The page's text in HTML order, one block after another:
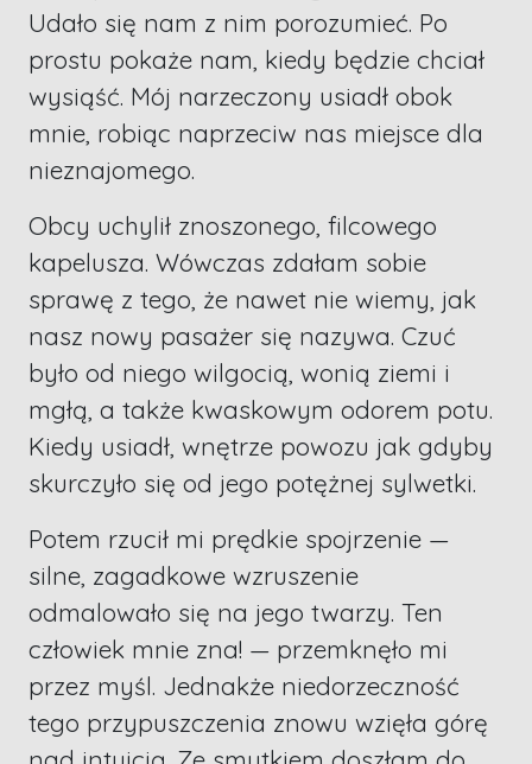
Udało się nam z nim porozumieć. Po
prostu pokaże nam, kiedy będzie chciał
wysiąść. Mój narzeczony usiadł obok
mnie, robiąc naprzeciw nas miejsce dla
nieznajomego.
Obcy uchylił znoszonego, filcowego
kapelusza. Wówczas zdałam sobie
sprawę z tego, że nawet nie wiemy, jak
nasz nowy pasażer się nazywa. Czuć
było od niego wilgocią, wonią ziemi i
mgłą, a także kwaskowym odorem potu.
Kiedy usiadł, wnętrze powozu jak gdyby
skurczyło się od jego potężnej sylwetki.
Potem rzucił mi prędkie spojrzenie —
silne, zagadkowe wzruszenie
odmalowało się na jego twarzy. Ten
człowiek mnie zna! — przemknęło mi
przez myśl. Jednakże niedorzeczność
tego przypuszczenia znowu wzięła górę